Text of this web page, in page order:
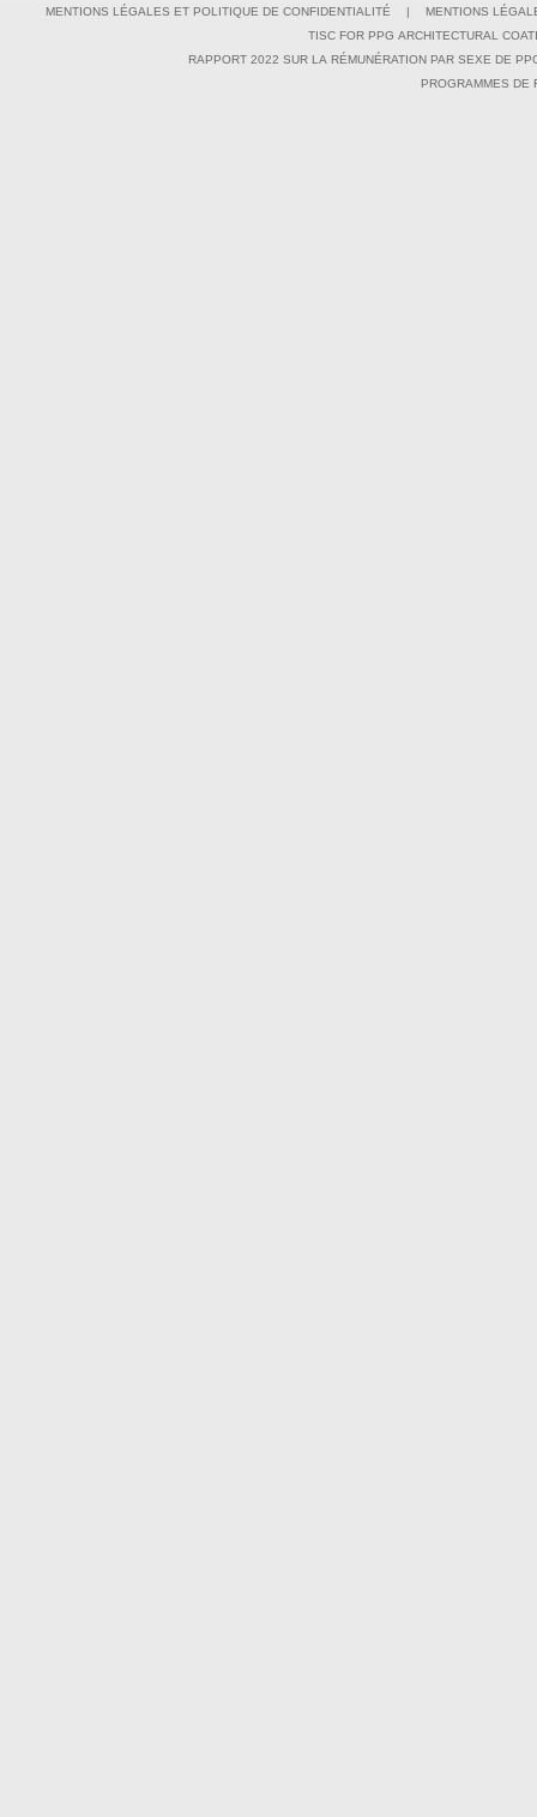
MENTIONS LÉGALES ET POLITIQUE DE CONFIDENTIALITÉ |
MENTIONS
TISC FOR PPG ARCHITECTURAL
RAPPORT 2022 SUR LA RÉMUNÉRATION PAR SEXE DE
PROGRAMMES DE